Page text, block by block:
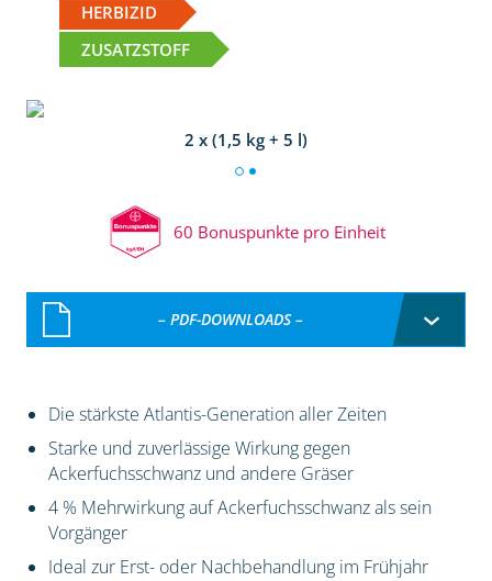
HERBIZID
ZUSATZSTOFF
2 x (1,5 kg + 5 l)
60 Bonuspunkte pro Einheit
– PDF-DOWNLOADS –
Die stärkste Atlantis-Generation aller Zeiten
Starke und zuverlässige Wirkung gegen
Ackerfuchsschwanz und andere Gräser
4 % Mehrwirkung auf Ackerfuchsschwanz als sein
Vorgänger
Ideal zur Erst- oder Nachbehandlung im Frühjahr